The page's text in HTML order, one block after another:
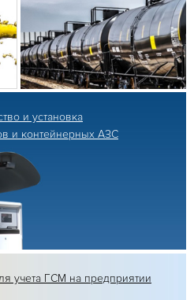
учета ГСМ на предприятии
и установка
и контейнерных АЗС